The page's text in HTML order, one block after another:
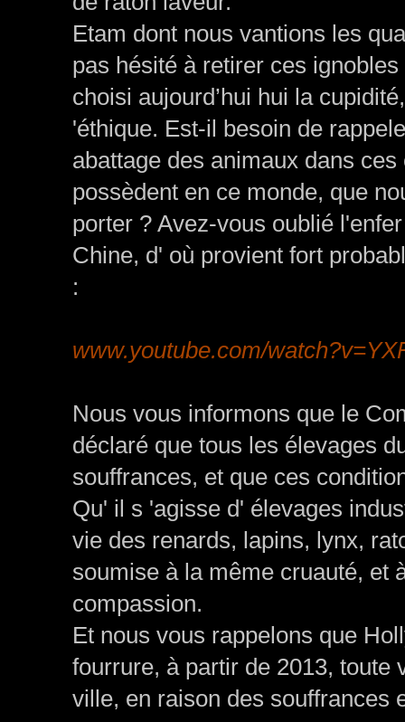
Etam dont nous vantions les
pas hésité à retirer ces
choisi aujourd’hui hui la
'éthique. Est-il besoin de
abattage des animaux dans
possèdent en ce monde, que
porter ? Avez-vous oublié
Chine, d' où provient fort
:
www.youtube.com/
Nous vous informons que le
déclaré que tous les élevages
souffrances, et que ces
Qu' il s 'agisse d' élevages
vie des renards, lapins, lynx,
soumise à la même cruauté, et
compassion.
Et nous vous rappelons que
fourrure, à partir de 2013, toute
ville, en raison des souffrances